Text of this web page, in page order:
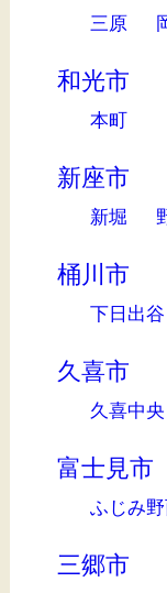
三原
和光市
本町
新座市
新堀
桶川市
下日出谷
久喜市
久喜中央
富士見市
ふじみ
三郷市